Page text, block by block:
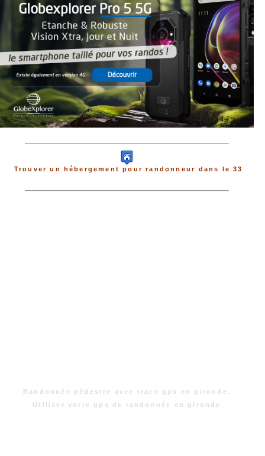
Trouver un hébergement pour randonneur dans le 33
Randonnée pédestre avec trace gps en gironde.
Utiliser votre gps de randonnée en gironde